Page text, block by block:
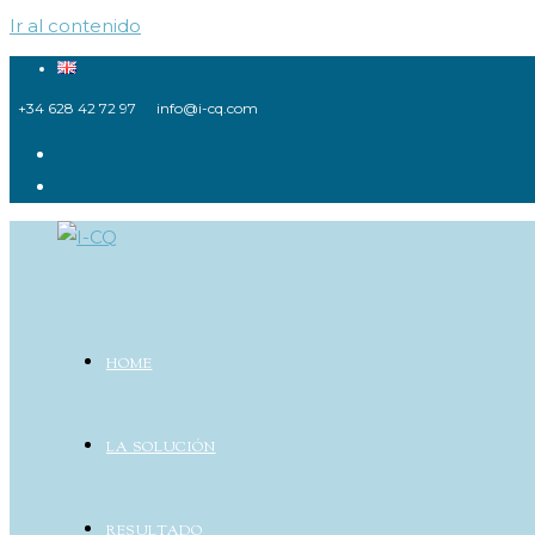
Ir al contenido
+34 628 42 72 97 info@i-cq.com
HOME
LA SOLUCIÓN